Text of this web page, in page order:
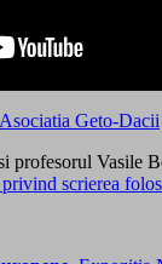
Asociatia Geto-Dacii
profesorul Vasile
scrierea